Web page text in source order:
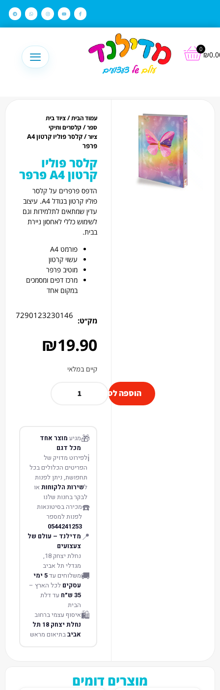
₪
0
עמוד הבית/ציוד בית
ספר/קלסרים ותיקי
ציור
/ קלסר פוליו קרטון A4
פרפר
קלסר פוליו
קרטון A4 פרפר
הדפס פרפרים על קלסר
פוליו קרטון בגודל A4. עיצוב
עדין שמתאים לתלמידות וגם
לשימוש כללי לאחסון ניירת
בבית.
פורמט A4
עשוי קרטון
מוטיב פרפר
מרכז דפים ומסמכים
במקום אחד
מק׳׳ט:
7290123230146
₪19.90
קיים במלאי
הוספה לסל
🎁מגיע מוצר אחד
מכל דגם
ℹ️לפירוט מדויק של
הפריטים הכלולים בכל
תחפושת, ניתן לפנות
לשירות הלקוחות או
לבקר בחנות שלנו
☎️מכירה בסיטונאות
לפנות למספר
0544241253
📍 מדילנד – עולם של
צעצועים
נחלת יצחק 18,
מגדלי תל אביב
🚚משלוחים עד 5 ימי
עסקים לכל הארץ –
35 ש״ח
עד דלת
הבית
🛍️איסוף עצמי ברחוב
נחלת יצחק 18 תל
אביבבתיאום מראש
מוצרים דומים